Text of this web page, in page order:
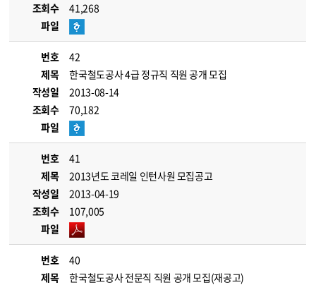
조회수
41,268
파일
번호
42
제목
한국철도공사 4급 정규직 직원 공개 모집
작성일
2013-08-14
조회수
70,182
파일
번호
41
제목
2013년도 코레일 인턴사원 모집공고
작성일
2013-04-19
조회수
107,005
파일
번호
40
제목
한국철도공사 전문직 직원 공개 모집(재공고)